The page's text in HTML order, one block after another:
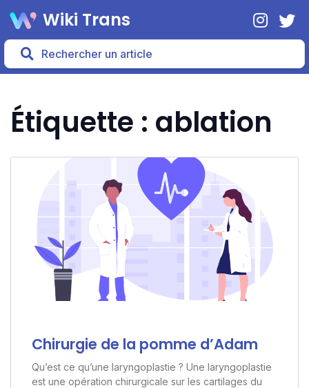
Wiki Trans
Étiquette : ablation
Chirurgie de la pomme d’Adam
Qu’est ce qu’une laryngoplastie ? Une laryngoplastie
est une opération chirurgicale sur les cartilages du